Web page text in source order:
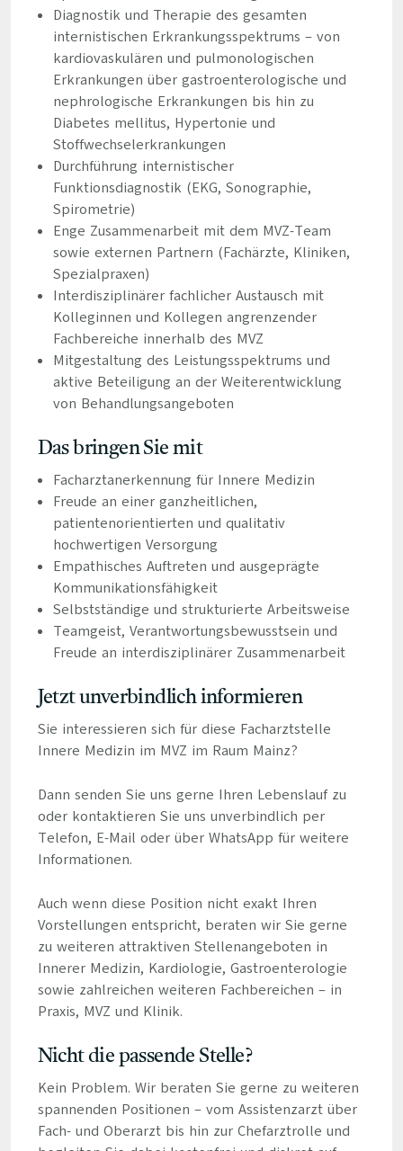
Diagnostik und Therapie des gesamten
internistischen Erkrankungsspektrums – von
kardiovaskulären und pulmonologischen
Erkrankungen über gastroenterologische und
nephrologische Erkrankungen bis hin zu
Diabetes mellitus, Hypertonie und
Stoffwechselerkrankungen
Durchführung internistischer
Funktionsdiagnostik (EKG, Sonographie,
Spirometrie)
Enge Zusammenarbeit mit dem MVZ-Team
sowie externen Partnern (Fachärzte, Kliniken,
Spezialpraxen)
Interdisziplinärer fachlicher Austausch mit
Kolleginnen und Kollegen angrenzender
Fachbereiche innerhalb des MVZ
Mitgestaltung des Leistungsspektrums und
aktive Beteiligung an der Weiterentwicklung
von Behandlungsangeboten
Das bringen Sie mit
Facharztanerkennung für Innere Medizin
Freude an einer ganzheitlichen,
patientenorientierten und qualitativ
hochwertigen Versorgung
Empathisches Auftreten und ausgeprägte
Kommunikationsfähigkeit
Selbstständige und strukturierte Arbeitsweise
Teamgeist, Verantwortungsbewusstsein und
Freude an interdisziplinärer Zusammenarbeit
Jetzt unverbindlich informieren
Sie interessieren sich für diese Facharztstelle
Innere Medizin im MVZ im Raum Mainz?
Dann senden Sie uns gerne Ihren Lebenslauf zu
oder kontaktieren Sie uns unverbindlich per
Telefon, E-Mail oder über WhatsApp für weitere
Informationen.
Auch wenn diese Position nicht exakt Ihren
Vorstellungen entspricht, beraten wir Sie gerne
zu weiteren attraktiven Stellenangeboten in
Innerer Medizin, Kardiologie, Gastroenterologie
sowie zahlreichen weiteren Fachbereichen – in
Praxis, MVZ und Klinik.
Nicht die passende Stelle?
Kein Problem. Wir beraten Sie gerne zu weiteren
spannenden Positionen – vom Assistenzarzt über
Fach- und Oberarzt bis hin zur Chefarztrolle und